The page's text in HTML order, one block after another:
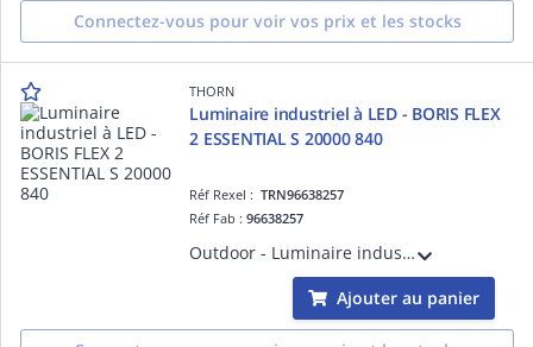
Connectez-vous pour voir vos prix et les stocks
THORN
Luminaire industriel à LED - BORIS FLEX
2 ESSENTIAL S 20000 840
Réf Rexel :TRN96638257
Réf Fab :96638257
Outdoor - Luminaire industriel à LED - BORIS FLEX 2 ESSENTIAL S 20000 840
Ajouter au panier